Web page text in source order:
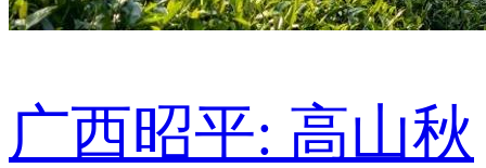
广西昭平: 高山秋